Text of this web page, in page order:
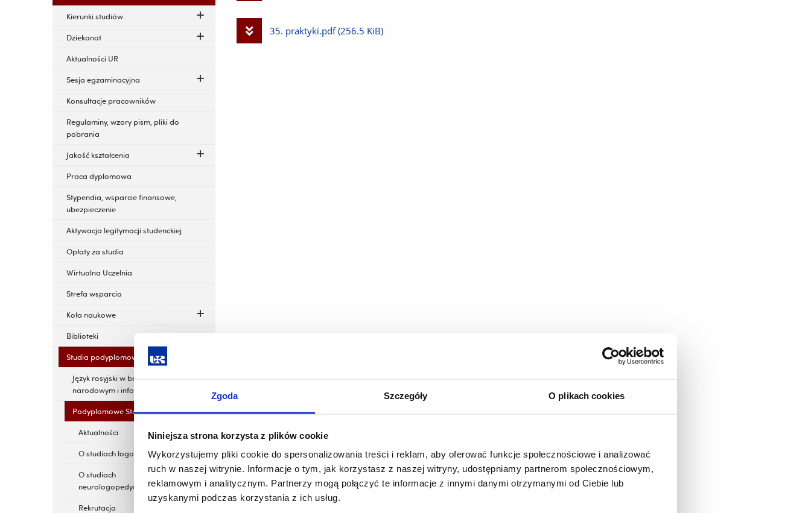
Zgoda Szczegóły O plikach cookies
Niniejsza strona korzysta z plików cookie
Wykorzystujemy pliki cookie do spersonalizowania treści i reklam, aby oferować funkcje społecznościowe i analizować
ruch w naszej witrynie. Informacje o tym, jak korzystasz z naszej witryny, udostępniamy partnerom społecznościowym,
reklamowym i analitycznym. Partnerzy mogą połączyć te informacje z innymi danymi otrzymanymi od Ciebie lub
uzyskanymi podczas korzystania z ich usług.
Kierunki studiów
Dziekanat
Aktualności UR
Sesja egzaminacyjna
Konsultacje pracowników
Regulaminy, wzory pism, pliki do
pobrania
Jakość kształcenia
Praca dyplomowa
Stypendia, wsparcie finansowe,
ubezpieczenie
Aktywacja legitymacji studenckiej
Opłaty za studia
Wirtualna Uczelnia
Strefa wsparcia
Koła naukowe
Biblioteki
Studia podyplomowe
Język rosyjski w bezpieczeństwie
narodowym i informacyjnym
Podyplomowe Studia Logopedii
Aktualności
O studiach logopedycznych
O studiach
neurologopedycznych
Rekrutacja
Pobierz
35. praktyki.pdf (256.5 KiB)